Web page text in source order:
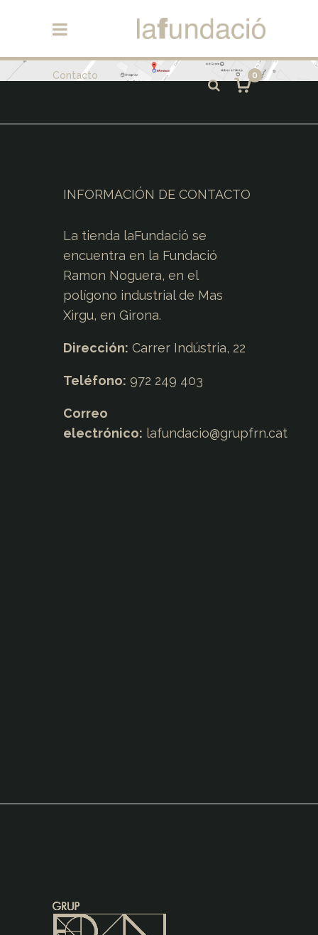
0
Contacto
INFORMACIÓN DE CONTACTO
La tienda laFundació se
encuentra en la Fundació
Ramon Noguera, en el
polígono industrial de Mas
Xirgu, en Girona.
Dirección: Carrer Indústria, 22
Teléfono: 972 249 403
Correo
electrónico: lafundacio@grupfrn.cat